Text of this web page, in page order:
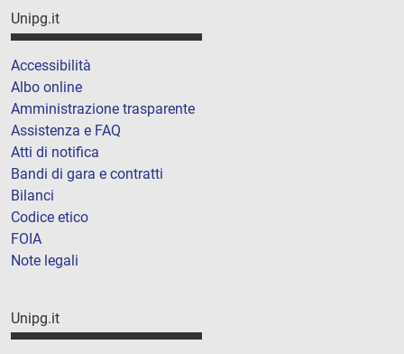
Unipg.it
Accessibilità
Albo online
Amministrazione trasparente
Assistenza e FAQ
Atti di notifica
Bandi di gara e contratti
Bilanci
Codice etico
FOIA
Note legali
Unipg.it